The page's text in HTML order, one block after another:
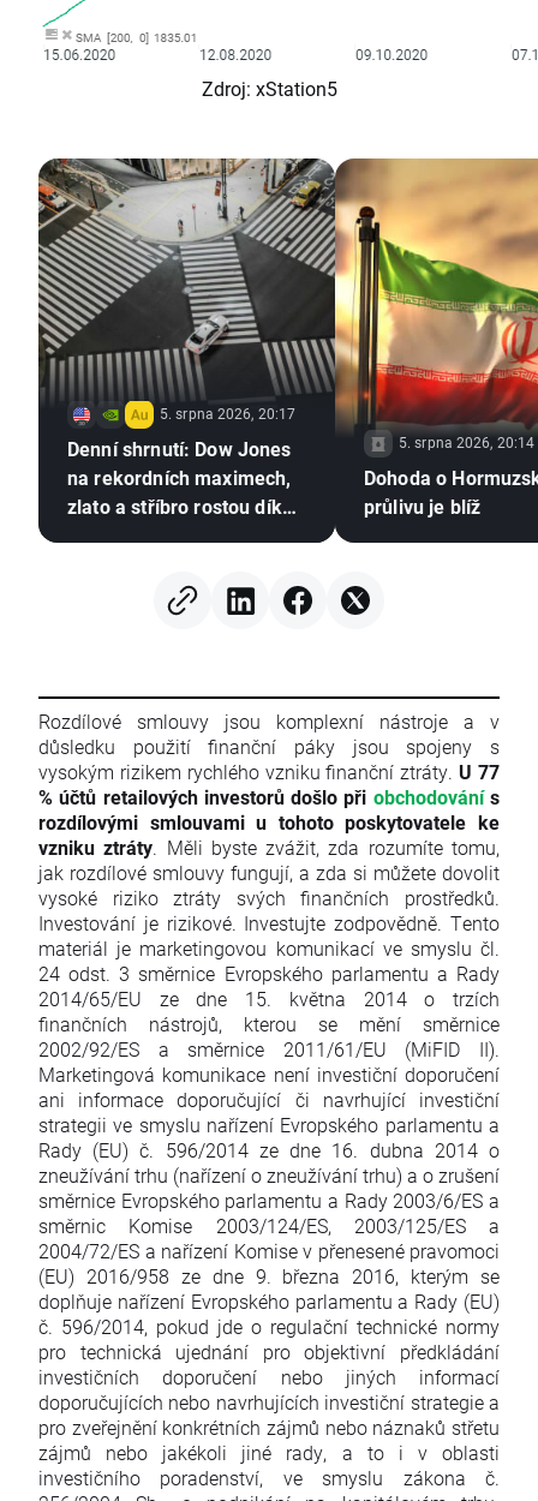
Zdroj: xStation5
5. srpna 2026, 20:17
Denní shrnutí: Dow Jones
na rekordních maximech,
zlato a stříbro rostou díky
5. srpna 2026, 20:14
Dohoda o
průlivu je blíž
Rozdílové smlouvy jsou komplexní nástroje a v
důsledku použití finanční páky jsou spojeny s
vysokým rizikem rychlého vzniku finanční ztráty. U 77
% účtů retailových investorů došlo při obchodovánís
rozdílovými smlouvami u tohoto poskytovatele ke
vzniku ztráty. Měli byste zvážit, zda rozumíte tomu,
jak rozdílové smlouvy fungují, a zda si můžete dovolit
vysoké riziko ztráty svých finančních prostředků.
Investování je rizikové. Investujte zodpovědně. Tento
materiál je marketingovou komunikací ve smyslu čl.
24 odst. 3 směrnice Evropského parlamentu a Rady
2014/65/EU ze dne 15. května 2014 o trzích
finančních nástrojů, kterou se mění směrnice
2002/92/ES a směrnice 2011/61/EU (MiFID II).
Marketingová komunikace není investiční doporučení
ani informace doporučující či navrhující investiční
strategii ve smyslu nařízení Evropského parlamentu a
Rady (EU) č. 596/2014 ze dne 16. dubna 2014 o
zneužívání trhu (nařízení o zneužívání trhu) a o zrušení
směrnice Evropského parlamentu a Rady 2003/6/ES a
směrnic Komise 2003/124/ES, 2003/125/ES a
2004/72/ES a nařízení Komise v přenesené pravomoci
(EU) 2016/958 ze dne 9. března 2016, kterým se
doplňuje nařízení Evropského parlamentu a Rady (EU)
č. 596/2014, pokud jde o regulační technické normy
pro technická ujednání pro objektivní předkládání
investičních doporučení nebo jiných informací
doporučujících nebo navrhujících investiční strategie a
pro zveřejnění konkrétních zájmů nebo náznaků střetu
zájmů nebo jakékoli jiné rady, a to i v oblasti
investičního poradenství, ve smyslu zákona č.